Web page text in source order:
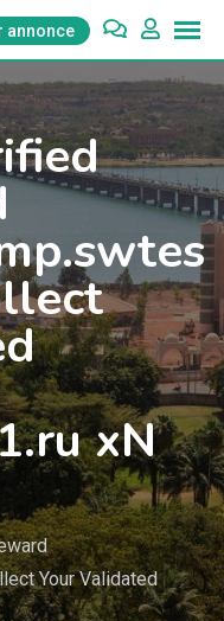
annonce
xN
Your Validated